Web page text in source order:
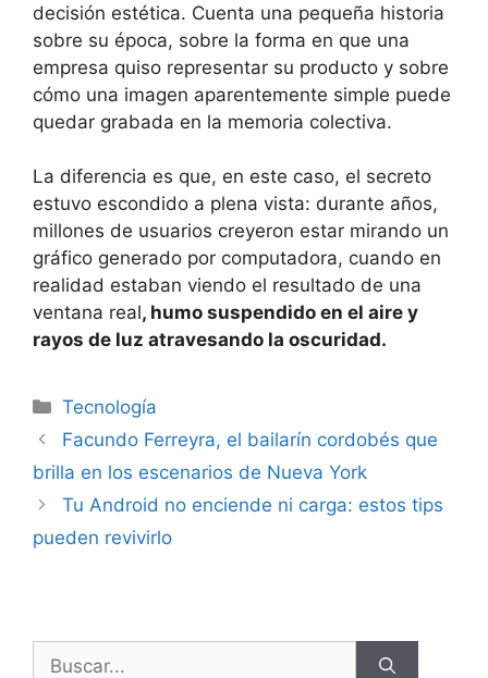
decisión estética. Cuenta una pequeña historia
sobre su época, sobre la forma en que una
empresa quiso representar su producto y sobre
cómo una imagen aparentemente simple puede
quedar grabada en la memoria colectiva.
La diferencia es que, en este caso, el secreto
estuvo escondido a plena vista: durante años,
millones de usuarios creyeron estar mirando un
gráfico generado por computadora, cuando en
realidad estaban viendo el resultado de una
ventana real, humo suspendido en el aire y
rayos de luz atravesando la oscuridad.
Tecnología
Facundo Ferreyra, el bailarín cordobés que
brilla en los escenarios de Nueva York
Tu Android no enciende ni carga: estos tips
pueden revivirlo